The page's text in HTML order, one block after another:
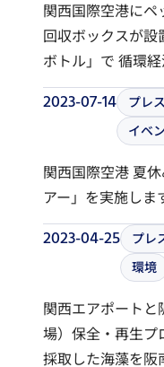
関西国際空港に
回収ボックスが
ボトル」で 循環
2023-07-14 プレ
イベ
関西国際空港 夏
アー」を実施しま
2023-04-25 プレ
環境
関西エアポート
場）保全・再生プ
採取した海藻を阪